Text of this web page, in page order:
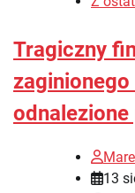
Tragiczny
zaginionego
odnalezione
13